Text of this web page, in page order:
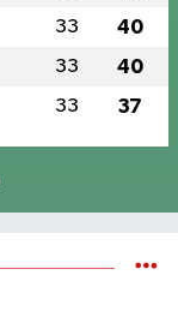
33 40
33 40
33 37